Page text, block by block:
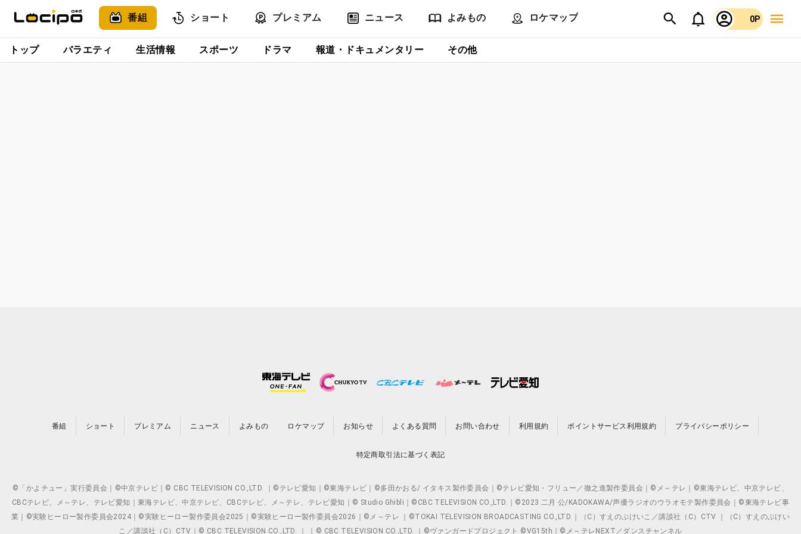
番組 ショート プレミアム ニュース よみもの ロケマップ 0P
トップ バラエティ 生活情報 スポーツ ドラマ 報道・ドキュメンタリー その他
番組 ショート プレミアム ニュース よみもの ロケマップ お知らせ よくある質問 お問い合わせ 利用規約 ポイントサービス利用規約 プライバシーポリシー
特定商取引法に基づく表記
©「かよチュー」実行委員会｜©中京テレビ｜© CBC TELEVISION CO.,LTD. ｜©テレビ愛知｜©東海テレビ｜©多田かおる/ イタキス製作委員会｜©テレビ愛知・フリュー／徹之進製作委員会｜©メ～テレ｜©東海テレビ、中京テレビ、
CBCテレビ、メ～テレ、テレビ愛知｜東海テレビ、中京テレビ、CBCテレビ、メ～テレ、テレビ愛知｜© Studio Ghibli｜©CBC TELEVISION CO.,LTD.｜©2023 二月 公/KADOKAWA/声優ラジオのウラオモテ製作委員会｜©東海テレビ事
業｜©実験ヒーロー製作委員会2024｜©実験ヒーロー製作委員会2025｜©実験ヒーロー製作委員会2026｜©メ～テレ ｜©TOKAI TELEVISION BROADCASTING CO.,LTD.｜（C）すえのぶけいこ／講談社（C）CTV ｜（C）すえのぶけい
こ／講談社（C）CTV｜© CBC TELEVISION CO.,LTD. ｜ ｜© CBC TELEVISION CO.,LTD. ｜©ヴァンガードプロジェクト ©VG15th｜©メ～テレNEXT／ダンスチャンネル